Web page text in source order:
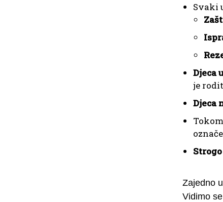
Svaki
Djeca
je
Djeca
Zajedno
Vidimo